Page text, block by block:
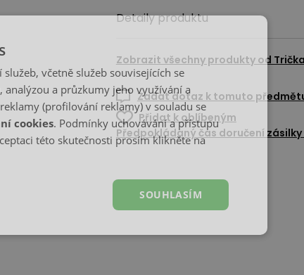
Detaily produktu
Zobrazit všechny produkty od Trička
Zadat dotaz k tomuto
Přidat k oblíbeným
Předpokládaný čas doručení
včetně služeb souvisejících se
a průzkumy jeho využívání a
(profilování reklamy) v souladu se
cookies. Podmínky uchovávání a přístupu
této skutečnosti prosím klikněte na
SOUHLASÍM